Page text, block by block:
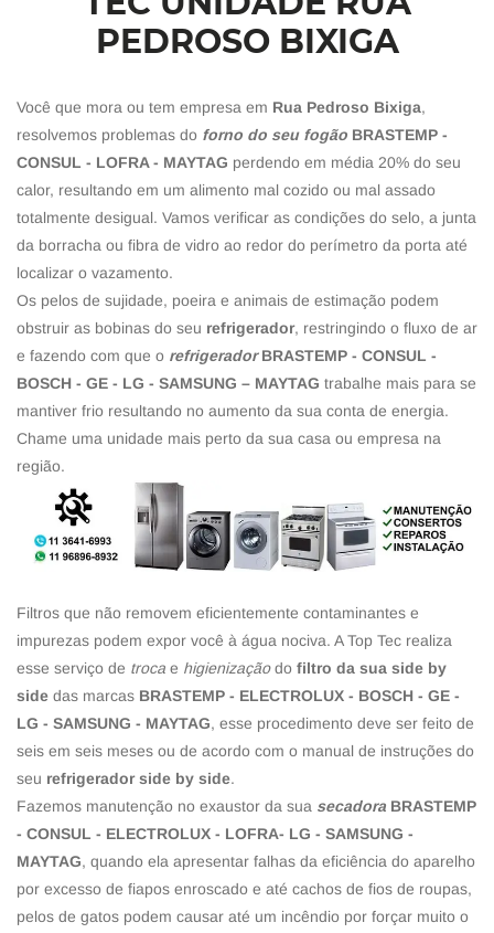
PEDROSO BIXIGA
Você que mora ou tem empresa em Rua Pedroso Bixiga,
resolvemos problemas do forno do seu fogão BRASTEMP -
CONSUL - LOFRA - MAYTAG perdendo em média 20% do seu
calor, resultando em um alimento mal cozido ou mal assado
totalmente desigual. Vamos verificar as condições do selo, a junta
da borracha ou fibra de vidro ao redor do perímetro da porta até
localizar o vazamento.
Os pelos de sujidade, poeira e animais de estimação podem
obstruir as bobinas do seu refrigerador, restringindo o fluxo de ar
e fazendo com que o refrigerador BRASTEMP - CONSUL -
BOSCH - GE - LG - SAMSUNG – MAYTAG trabalhe mais para se
mantiver frio resultando no aumento da sua conta de energia.
Chame uma unidade mais perto da sua casa ou empresa na
região.
Filtros que não removem eficientemente contaminantes e
impurezas podem expor você à água nociva. A Top Tec realiza
esse serviço de troca e higienizaçãodo filtro da sua side by
side das marcas BRASTEMP - ELECTROLUX - BOSCH - GE -
LG - SAMSUNG - MAYTAG, esse procedimento deve ser feito de
seis em seis meses ou de acordo com o manual de instruções do
seu refrigerador side by side.
Fazemos manutenção no exaustor da sua secadora BRASTEMP
- CONSUL - ELECTROLUX - LOFRA- LG - SAMSUNG -
MAYTAG, quando ela apresentar falhas da eficiência do aparelho
por excesso de fiapos enroscado e até cachos de fios de roupas,
pelos de gatos podem causar até um incêndio por forçar muito o